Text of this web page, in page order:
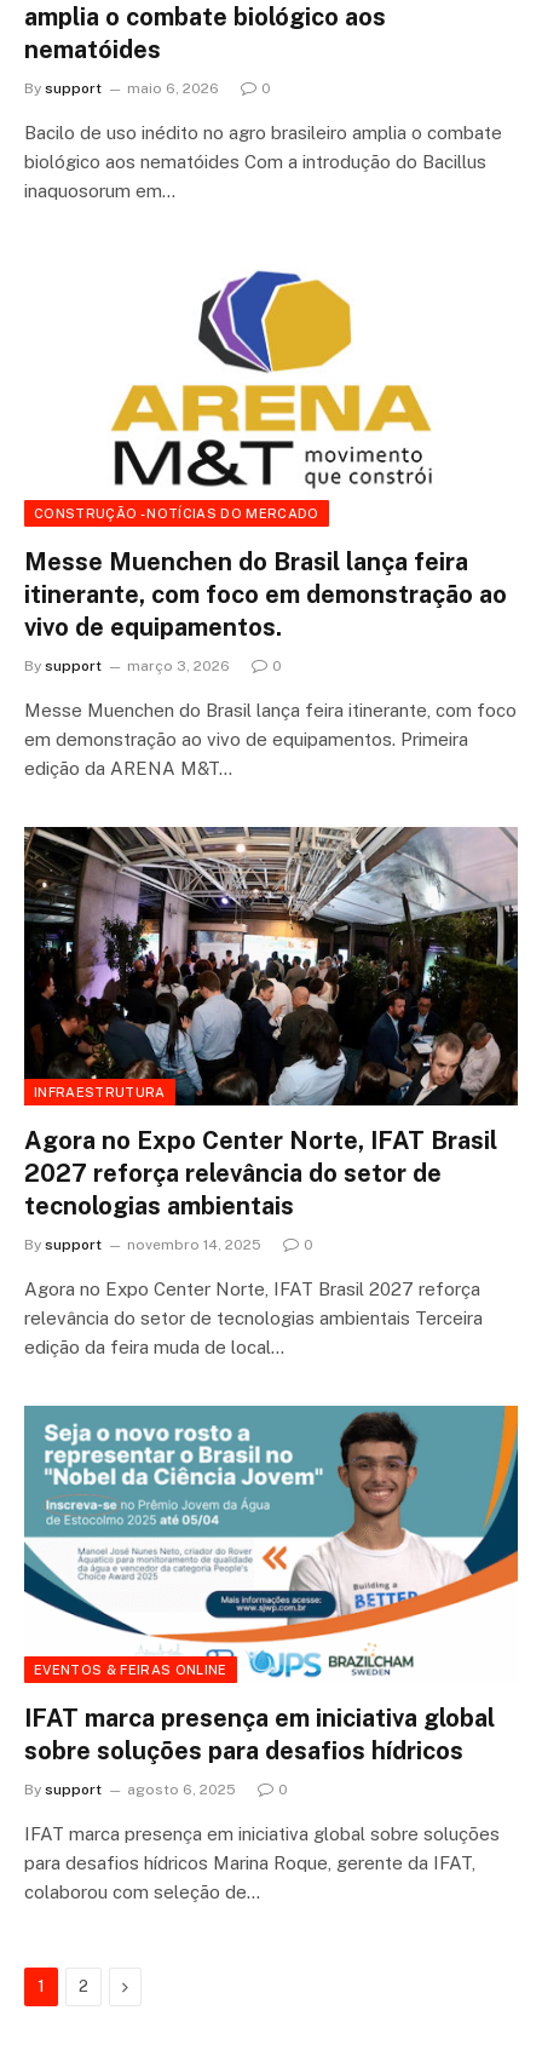
amplia o combate biológico aos
nematóides
By support maio 6, 2026 0
Bacilo de uso inédito no agro brasileiro amplia o combate
biológico aos nematóides Com a introdução do Bacillus
inaquosorum em…
CONSTRUÇÃO - NOTÍCIAS DO MERCADO
Messe Muenchen do Brasil lança feira
itinerante, com foco em demonstração ao
vivo de equipamentos.
By support março 3, 2026 0
Messe Muenchen do Brasil lança feira itinerante, com foco
em demonstração ao vivo de equipamentos. Primeira
edição da ARENA M&T…
INFRAESTRUTURA
Agora no Expo Center Norte, IFAT Brasil
2027 reforça relevância do setor de
tecnologias ambientais
By support novembro 14, 2025 0
Agora no Expo Center Norte, IFAT Brasil 2027 reforça
relevância do setor de tecnologias ambientais Terceira
edição da feira muda de local…
EVENTOS & FEIRAS ONLINE
IFAT marca presença em iniciativa global
sobre soluções para desafios hídricos
By support agosto 6, 2025 0
IFAT marca presença em iniciativa global sobre soluções
para desafios hídricos Marina Roque, gerente da IFAT,
colaborou com seleção de…
1 2 Next